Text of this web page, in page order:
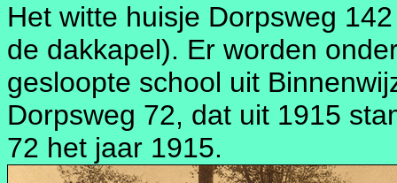
Het witte huisje Dorpsweg
de dakkapel). Er worden
gesloopte school uit
Dorpsweg 72, dat uit 1915
72 het jaar 1915.